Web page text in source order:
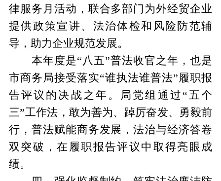
律服务月活动，联合多部门为外经贸企业
提供政策宣讲、法治体检和风险防范辅
导，助力企业规范发展。
本年度是“八五”普法收官之年，也是
市商务局接受落实“谁执法谁普法”履职报
告评议的决战之年。局党组通过“五个
三”工作法，敢为善为、踔厉奋发、勇毅前
行，普法赋能商务发展，法治与经济答卷
双突破，在履职报告评议中取得亮眼成
绩。